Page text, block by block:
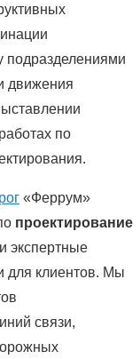
движения
по
«Феррум»
проектирование
экспертные
для клиентов. Мы
связи,